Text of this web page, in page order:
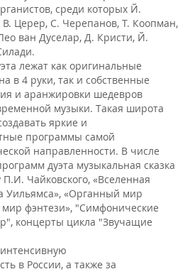
среди которых Й.
В. Церер, С. Черепанов, Т. Коопман,
ван Дуселар, Д. Кристи, Й.
лежат как оригинальные
в 4 руки, так и собственные
и аранжировки шедевров
музыки. Такая широта
яркие и
программы самой
направленности. В числе
дуэта музыкальная сказка
Чайковского, «Вселенная
«Органный мир
фэнтези», "Симфонические
концерты цикла "Звучащие
в России, а также за